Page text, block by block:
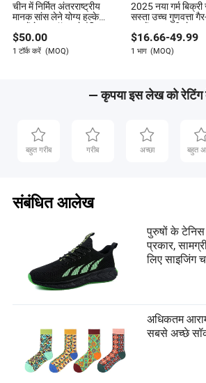
चीन में निर्मित अंतरराष्ट्रीय
मानक सांस लेने योग्य हल्के
पुरुषों के फुटबॉल जूते दैनिक
प्रशिक्षण के लिए ओईएम
ओडीएम फैक्ट्री निर्माताओं के
$50.00
1 टॉर्क करें (MOQ)
2025 नया गर्म
सस्ता उच्च गुणवत्ता
पुरुषों का बाहरी खेल
जूते
$16.66-49.99
1 भाग (MOQ)
— कृपया इस लेख को
बहुत गरीब गरीब अच्छा बहुत
संबंधित आलेख
पुरुषों के टेनिस
प्रकार,
लिए साइजिंग
अधिकतम
सबसे अच्छे